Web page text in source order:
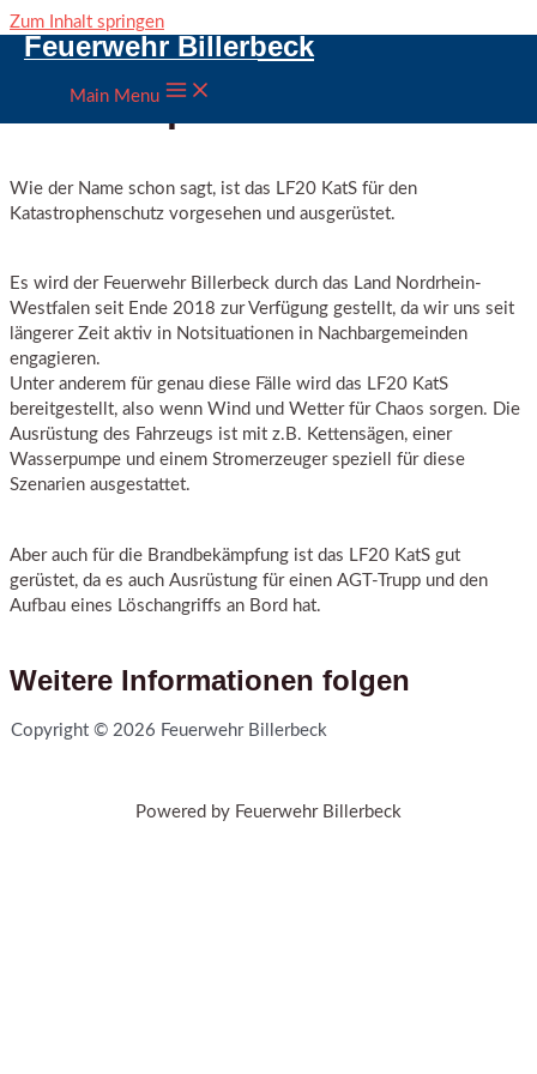
Zum Inhalt springen
Feuerwehr Billerbeck
Main Menu
Löschgruppenfahrzeug
Katastrophenschutz
Wie der Name schon sagt, ist das LF20 KatS für den
Katastrophenschutz vorgesehen und ausgerüstet.
Es wird der Feuerwehr Billerbeck durch das Land Nordrhein-
Westfalen seit Ende 2018 zur Verfügung gestellt, da wir uns seit
längerer Zeit aktiv in Notsituationen in Nachbargemeinden
engagieren.
Unter anderem für genau diese Fälle wird das LF20 KatS
bereitgestellt, also wenn Wind und Wetter für Chaos sorgen. Die
Ausrüstung des Fahrzeugs ist mit z.B. Kettensägen, einer
Wasserpumpe und einem Stromerzeuger speziell für diese
Szenarien ausgestattet.
Aber auch für die Brandbekämpfung ist das LF20 KatS gut
gerüstet, da es auch Ausrüstung für einen AGT-Trupp und den
Aufbau eines Löschangriffs an Bord hat.
Weitere Informationen folgen
Copyright © 2026 Feuerwehr Billerbeck
Powered by Feuerwehr Billerbeck